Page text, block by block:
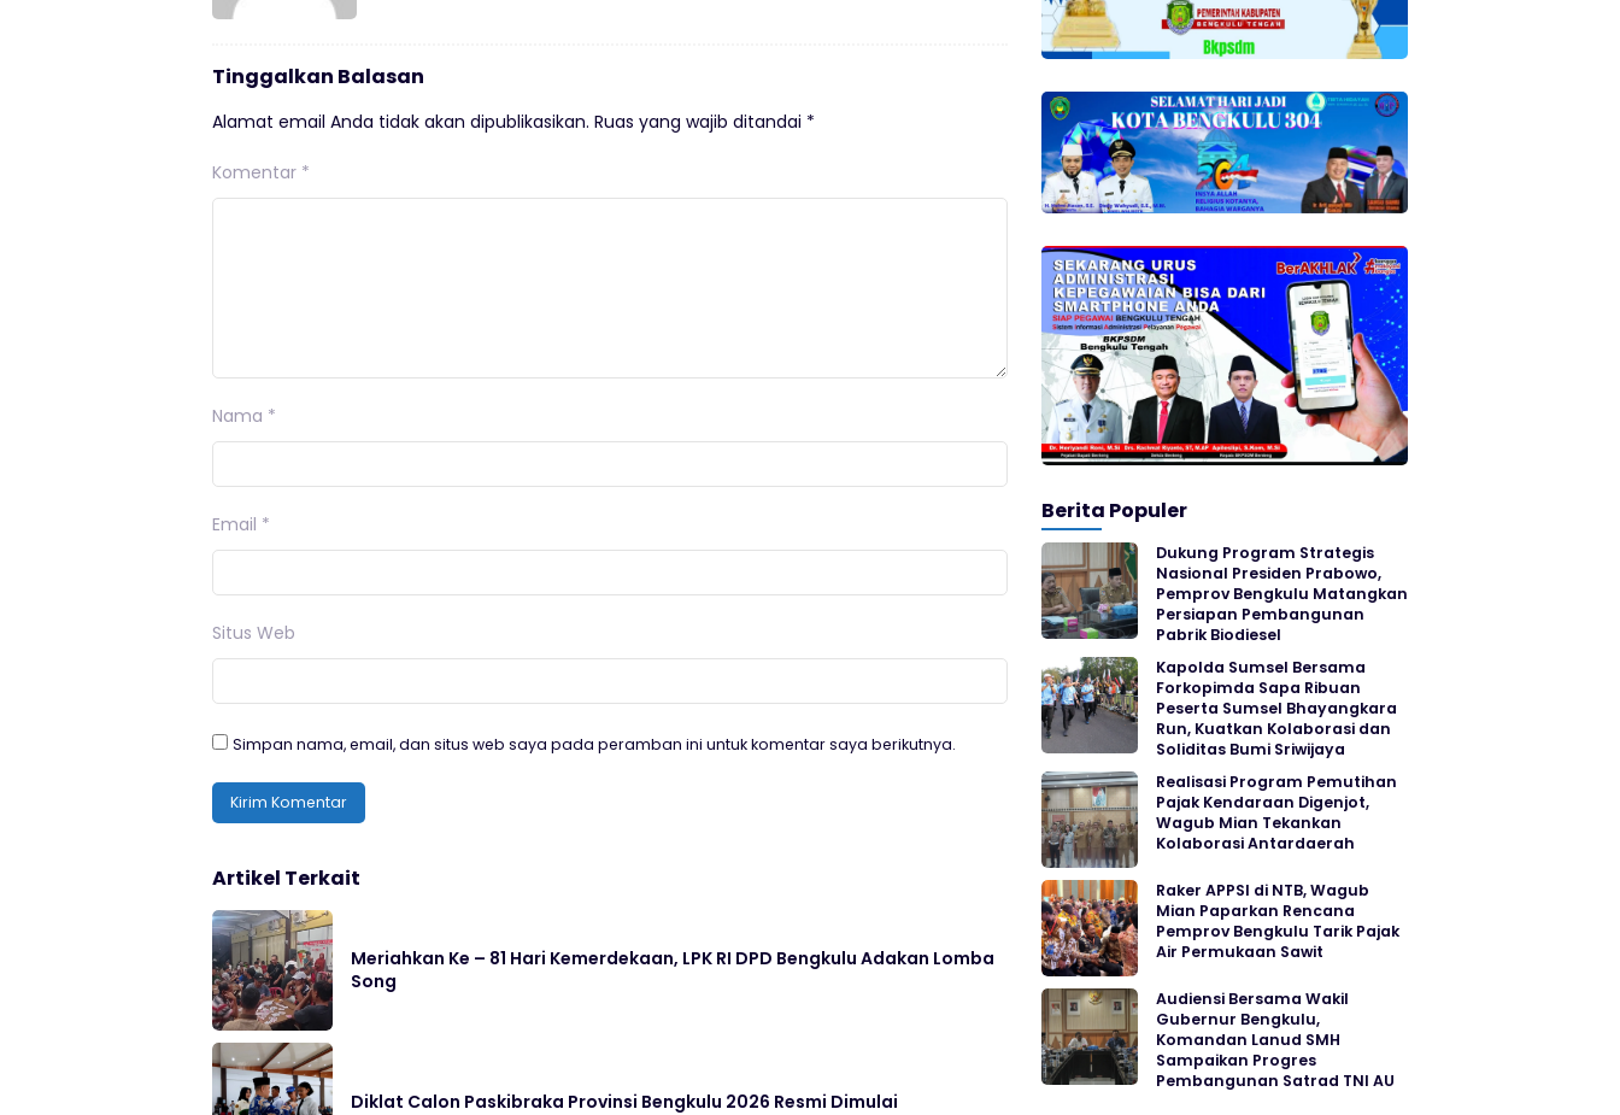
Tinggalkan Balasan
Alamat email Anda tidak akan dipublikasikan. Ruas yang wajib ditandai *
Komentar *
Nama *
Email *
Situs Web
Simpan nama, email, dan situs web saya pada peramban ini untuk komentar saya berikutnya.
Artikel Terkait
Meriahkan Ke – 81 Hari Kemerdekaan, LPK RI DPD Bengkulu Adakan Lomba
Song
Diklat Calon Paskibraka Provinsi Bengkulu 2026 Resmi Dimulai
Berita Populer
Dukung Program Strategis
Nasional Presiden Prabowo,
Pemprov Bengkulu Matangkan
Persiapan Pembangunan
Pabrik Biodiesel
Kapolda Sumsel Bersama
Forkopimda Sapa Ribuan
Peserta Sumsel Bhayangkara
Run, Kuatkan Kolaborasi dan
Soliditas Bumi Sriwijaya
Realisasi Program Pemutihan
Pajak Kendaraan Digenjot,
Wagub Mian Tekankan
Kolaborasi Antardaerah
Raker APPSI di NTB, Wagub
Mian Paparkan Rencana
Pemprov Bengkulu Tarik Pajak
Air Permukaan Sawit
Audiensi Bersama Wakil
Gubernur Bengkulu,
Komandan Lanud SMH
Sampaikan Progres
Pembangunan Satrad TNI AU